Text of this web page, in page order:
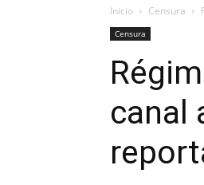
Inicio Censura
Censura
canal